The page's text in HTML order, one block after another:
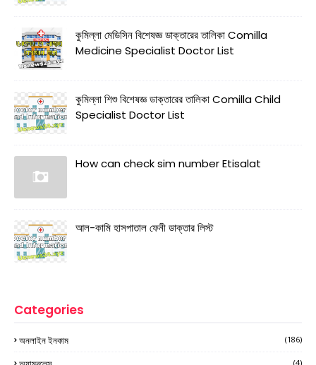
কুমিল্লা মেডিসিন বিশেষজ্ঞ ডাক্তারের তালিকা Comilla
Medicine Specialist Doctor List
কুমিল্লা শিশু বিশেষজ্ঞ ডাক্তারের তালিকা Comilla Child
Specialist Doctor List
How can check sim number Etisalat
আল-কামি হাসপাতাল ফেনী ডাক্তার লিস্ট
Categories
অনলাইন ইনকাম (186)
(4)